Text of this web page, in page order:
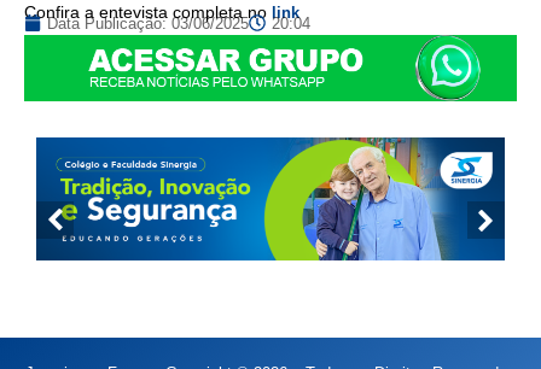
Confira a entevista completa no link
Data Publicação: 03/06/2025 20:04